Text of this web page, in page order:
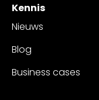
Kennis
Nieuws
Blog
Business cases